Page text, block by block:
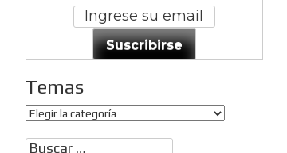
Suscribirse
Temas
Temas
Buscar: